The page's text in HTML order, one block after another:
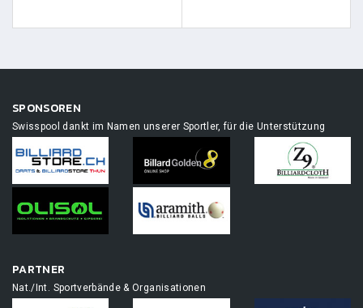
SPONSOREN
Swisspool dankt im Namen unserer Sportler, für die Unterstützung
PARTNER
Nat./Int. Sportverbände & Organisationen